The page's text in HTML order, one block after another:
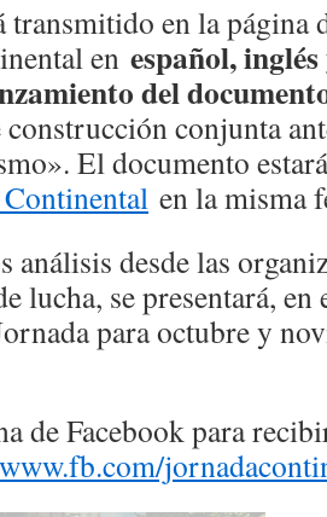
transmitido en la página
en español,
del
conjunta
El documento
en la misma
análisis desde las
lucha, se presentará, en
para octubre y
de Facebook para
www.fb.com/